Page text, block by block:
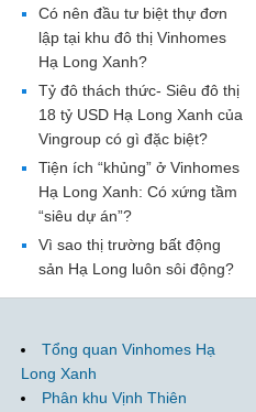
Có nên đầu tư biệt thự đơn
lập tại khu đô thị Vinhomes
Hạ Long Xanh?
Tỷ đô thách thức- Siêu đô thị
18 tỷ USD Hạ Long Xanh của
Vingroup có gì đặc biệt?
Tiện ích “khủng” ở Vinhomes
Hạ Long Xanh: Có xứng tầm
“siêu dự án”?
Vì sao thị trường bất động
sản Hạ Long luôn sôi động?
Tổng quan Vinhomes Hạ
Long Xanh
Phân khu Vịnh Thiên